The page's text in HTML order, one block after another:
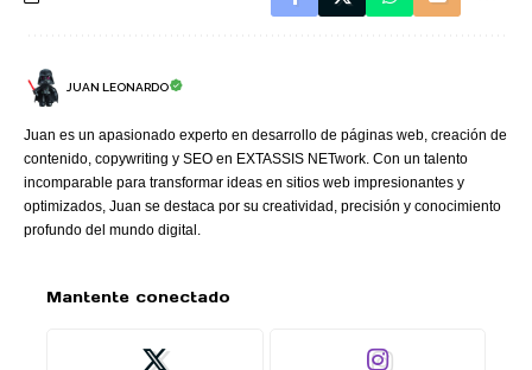
JUAN LEONARDO
Juan es un apasionado experto en desarrollo de páginas web, creación de
contenido, copywriting y SEO en EXTASSIS NETwork. Con un talento
incomparable para transformar ideas en sitios web impresionantes y
optimizados, Juan se destaca por su creatividad, precisión y conocimiento
profundo del mundo digital.
Mantente conectado